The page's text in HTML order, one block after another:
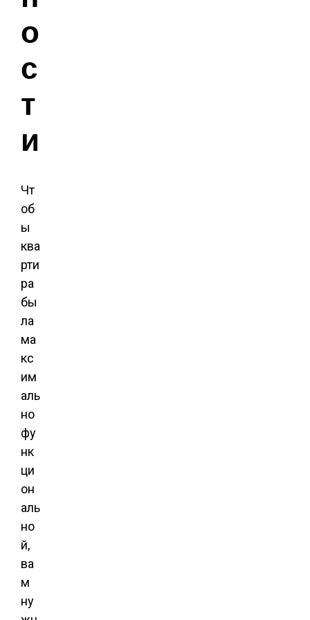
о
с
т
и
Чт
об
ы
ква
рти
ра
бы
ла
ма
кс
им
аль
но
фу
нк
ци
он
аль
но
й,
ва
м
ну